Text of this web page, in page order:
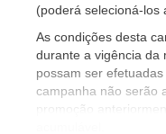
(poderá selecioná-los
As condições desta
durante a vigência da
possam ser
campanha não serão
promoção